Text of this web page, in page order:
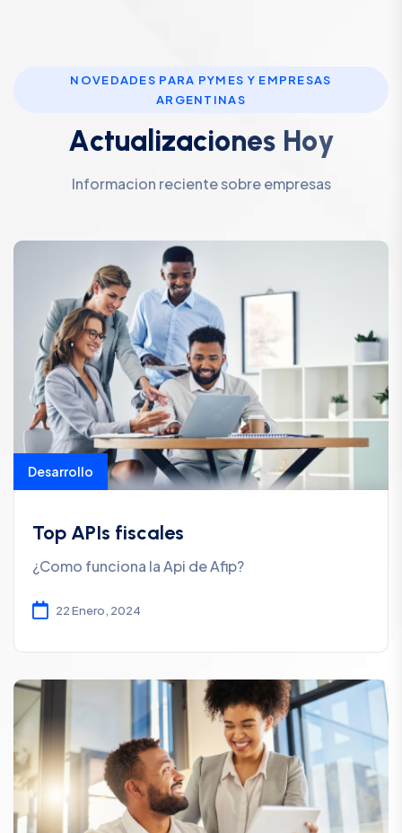
NOVEDADES PARA PYMES Y EMPRESAS
ARGENTINAS
Actua izaciones Hoy
Informacion reciente sobre empresas
Desarrollo
Top APIs fiscales
¿Como funciona la Api de Afip?
22 Enero, 2024